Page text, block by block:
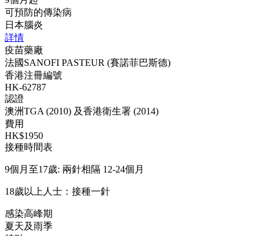
可預防的傳染病
日本腦炎
詳情
疫苗藥廠
法國SANOFI PASTEUR (賽諾菲巴斯德)
香港注冊編號
HK-62787
認證
澳洲TGA (2010) 及香港衛生署 (2014)
費用
HK$1950
接種時間表
9個月至17歲: 兩針相隔 12-24個月
18歲以上人士：接種一針
感染高峰期
夏天及雨季